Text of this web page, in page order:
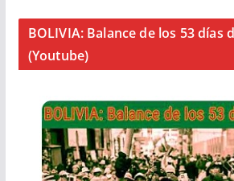
BOLIVIA: Balance de los 53 días
(Youtube)